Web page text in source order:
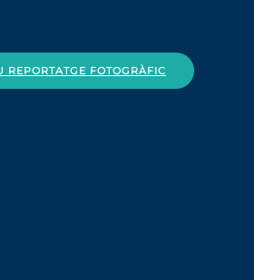
REPORTATGE FOTOGRÀFIC